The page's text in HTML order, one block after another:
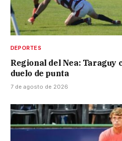
DEPORTES
Regional del Nea: Taraguy
duelo de punta
7 de agosto de 2026